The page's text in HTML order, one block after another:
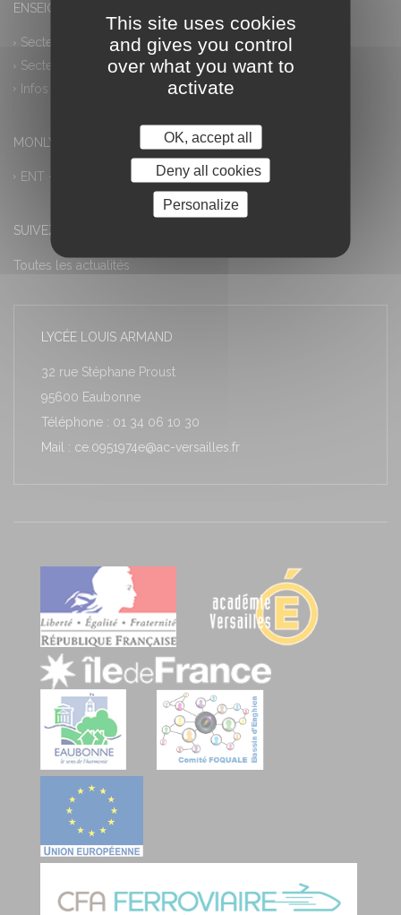
ENSEIGNEMENT PROFESSIONNEL
Secteur industriel
Secteur tertiaire
Infos pratiques
MONLYCEE.NET (ENT) – PRONOTE
ENT – Accès à PRONOTE
SUIVEZ-NOUS
Toutes les actualités
LYCÉE LOUIS ARMAND
32 rue Stéphane Proust
95600 Eaubonne
Téléphone : 01 34 06 10 30
Mail : ce.0951974e@ac-versailles.fr
This site uses cookies
and gives you control
over what you want to
activate
OK, accept all
Deny all cookies
Personalize